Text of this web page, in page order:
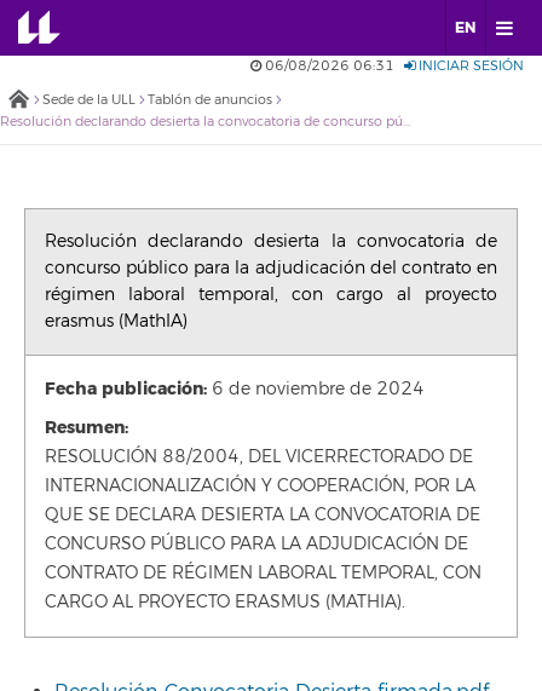
EN
06/08/2026 06:31 INICIAR SESIÓN
Sede de la ULL
Tablón de anuncios
Resolución declarando desierta la convocatoria de concurso público para la adjudicación del contrato en régimen laboral temporal, con cargo al proyecto erasmus (MathIA)
Resolución declarando desierta la convocatoria de
concurso público para la adjudicación del contrato en
régimen laboral temporal, con cargo al proyecto
erasmus (MathIA)
Fecha publicación: 6 de noviembre de 2024
Resumen:
RESOLUCIÓN 88/2004, DEL VICERRECTORADO DE
INTERNACIONALIZACIÓN Y COOPERACIÓN, POR LA
QUE SE DECLARA DESIERTA LA CONVOCATORIA DE
CONCURSO PÚBLICO PARA LA ADJUDICACIÓN DE
CONTRATO DE RÉGIMEN LABORAL TEMPORAL, CON
CARGO AL PROYECTO ERASMUS (MATHIA).